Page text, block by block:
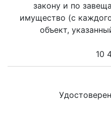
закону и по
имущество (с
объект,
10